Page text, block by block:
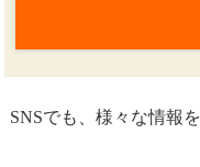
SNSでも、様々な情報